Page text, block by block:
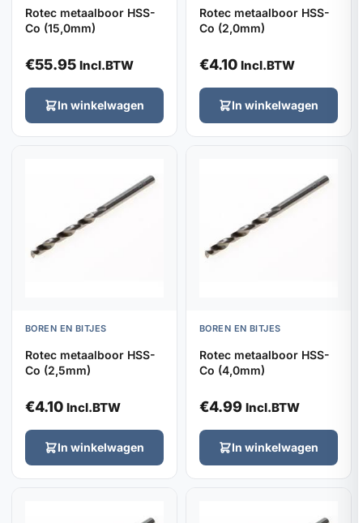
Rotec metaalboor HSS-
Co (15,0mm)
€55.95 Incl.BTW
In winkelwagen
Rotec metaalboor HSS-
Co (2,0mm)
€4.10 Incl.BTW
In winkelwagen
BOREN EN BITJES
Rotec metaalboor HSS-
Co (2,5mm)
€4.10 Incl.BTW
In winkelwagen
BOREN EN BITJES
Rotec metaalboor HSS-
Co (4,0mm)
€4.99 Incl.BTW
In winkelwagen